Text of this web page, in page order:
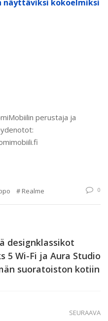
näyttäviksi kokoelmiksi
perustaja ja
Realme 0
designklassikot
5 Wi-Fi ja Aura Studio
suoratoiston kotiin
SEURAAVA